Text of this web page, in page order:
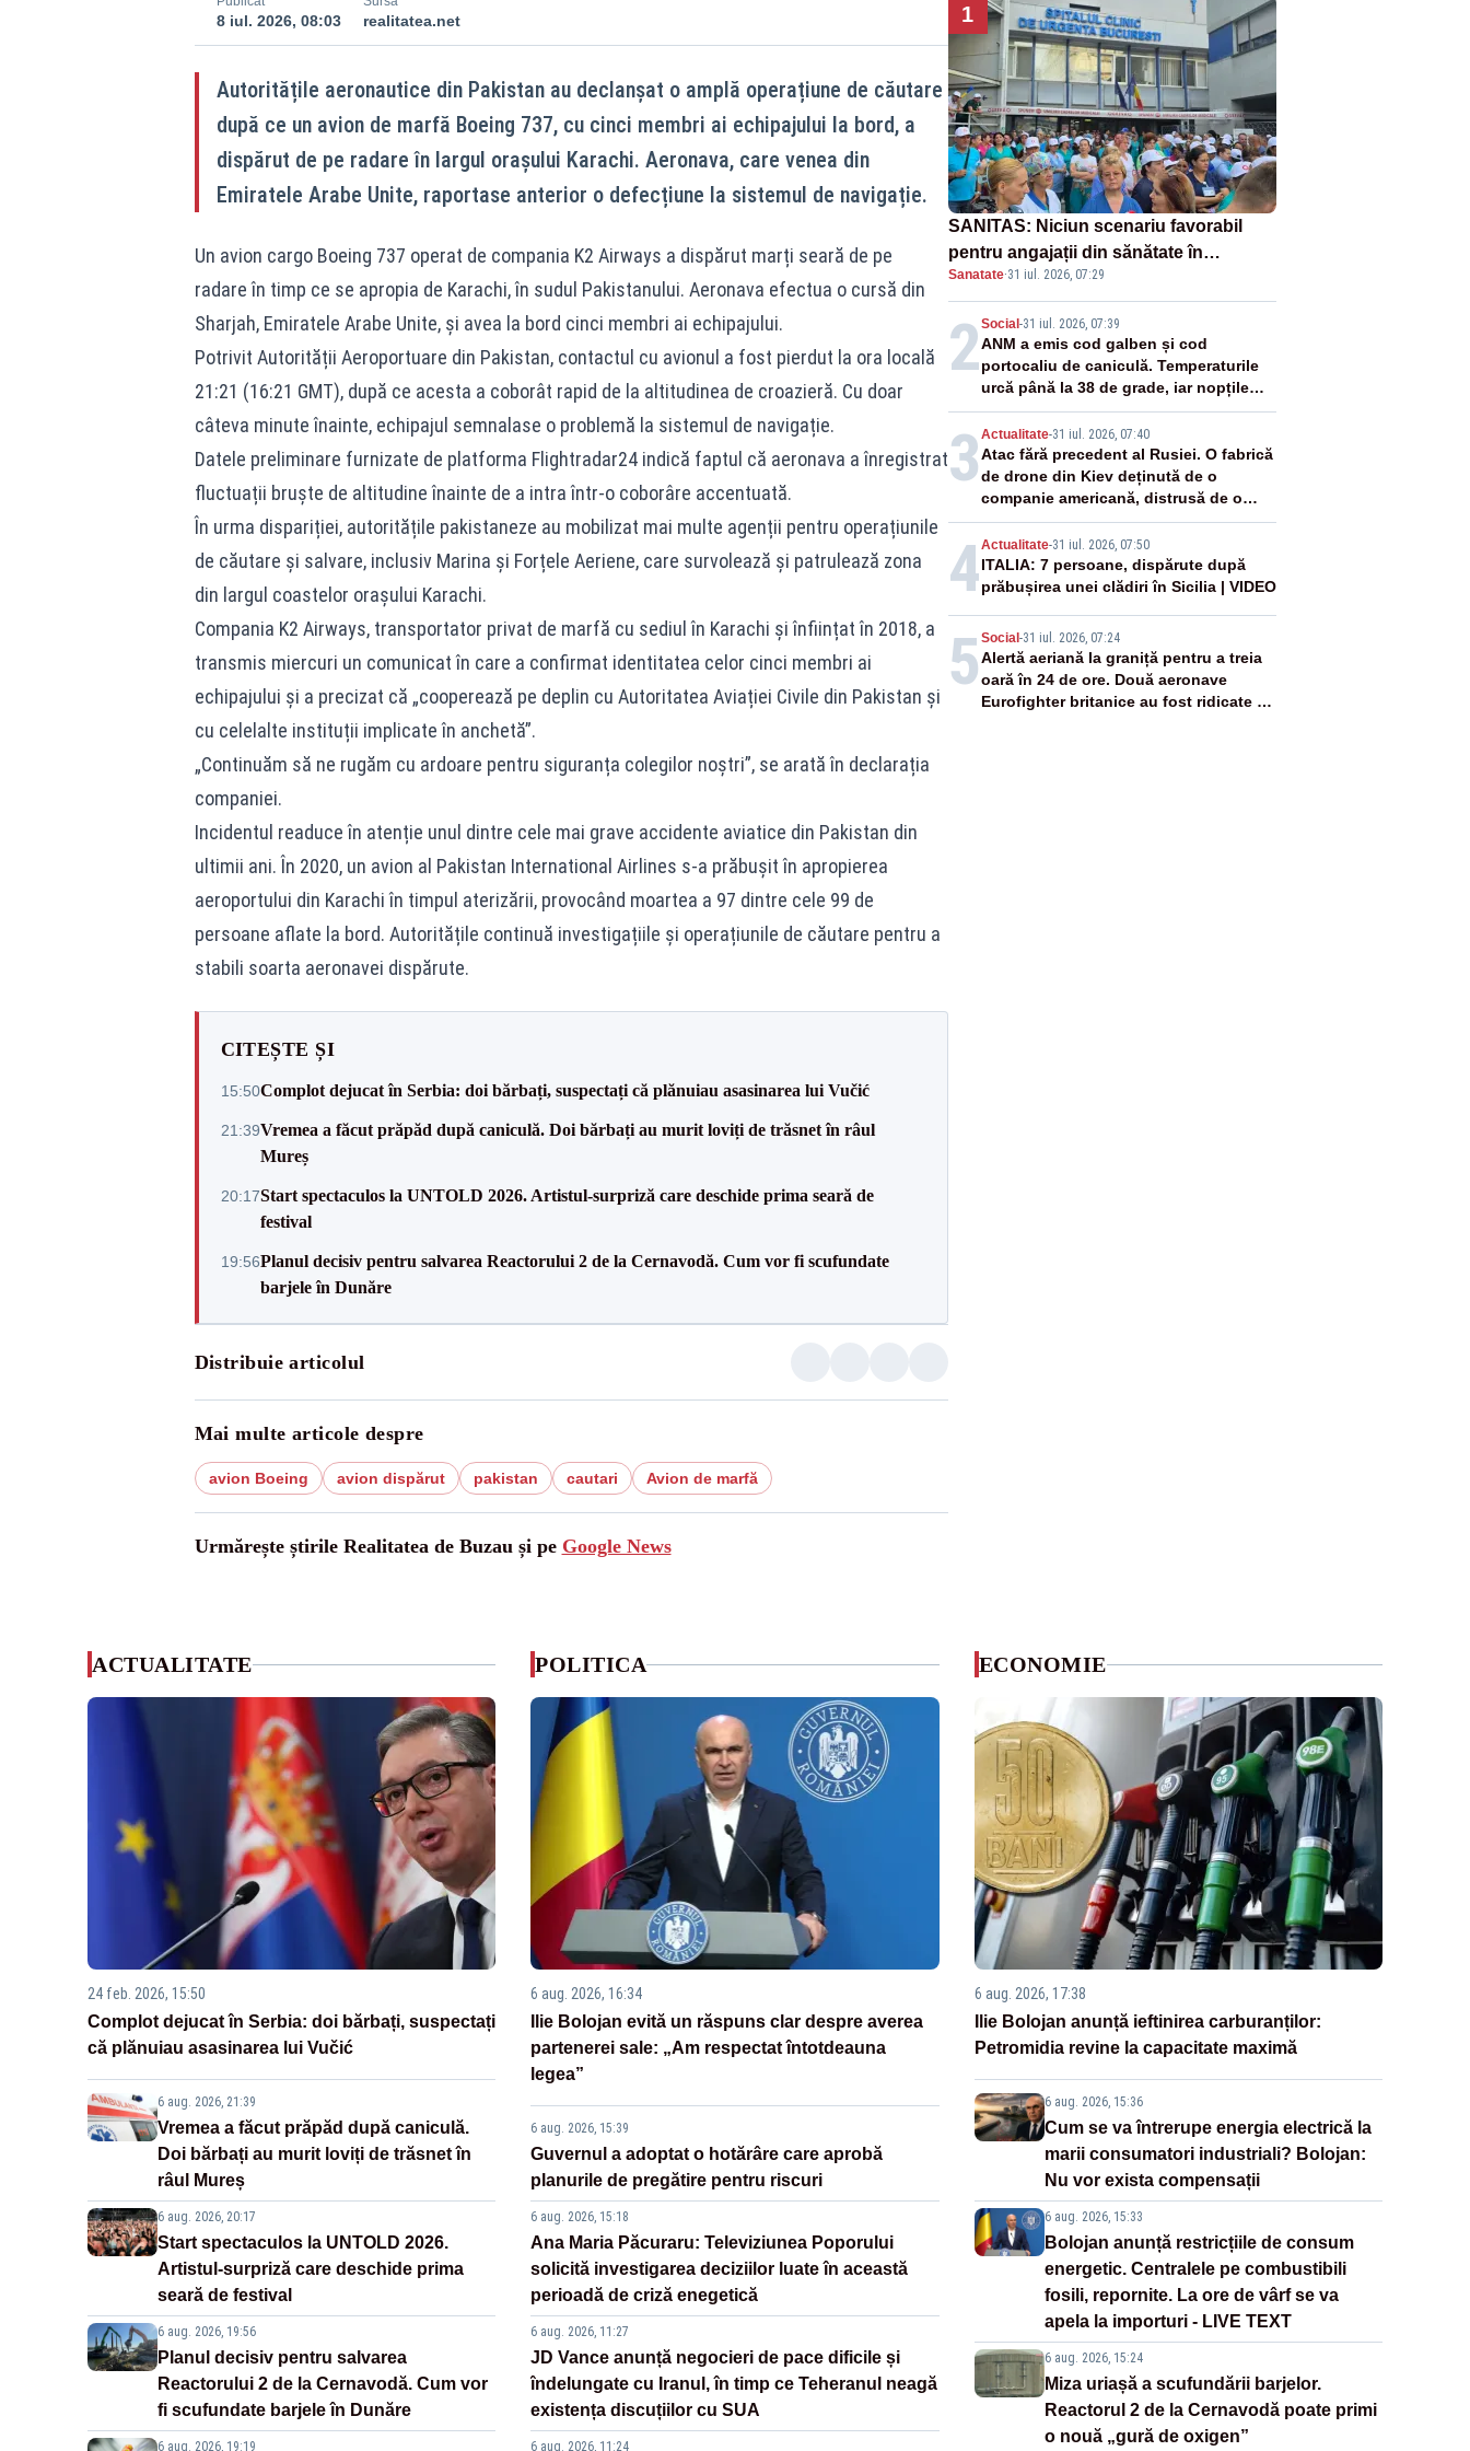
8 iul. 2026, 08:03 realitatea.net
Autoritățile aeronautice din Pakistan au declanșat o amplă operațiune de căutare
după ce un avion de marfă Boeing 737, cu cinci membri ai echipajului la bord, a
dispărut de pe radare în largul orașului Karachi. Aeronava, care venea din
Emiratele Arabe Unite, raportase anterior o defecțiune la sistemul de navigație.
Un avion cargo Boeing 737 operat de compania K2 Airways a dispărut marți seară de pe
radare în timp ce se apropia de Karachi, în sudul Pakistanului. Aeronava efectua o cursă din
Sharjah, Emiratele Arabe Unite, și avea la bord cinci membri ai echipajului.
Potrivit Autorității Aeroportuare din Pakistan, contactul cu avionul a fost pierdut la ora locală
21:21 (16:21 GMT), după ce acesta a coborât rapid de la altitudinea de croazieră. Cu doar
câteva minute înainte, echipajul semnalase o problemă la sistemul de navigație.
Datele preliminare furnizate de platforma Flightradar24 indică faptul că aeronava a înregistrat
fluctuații bruște de altitudine înainte de a intra într-o coborâre accentuată.
În urma dispariției, autoritățile pakistaneze au mobilizat mai multe agenții pentru operațiunile
de căutare și salvare, inclusiv Marina și Forțele Aeriene, care survolează și patrulează zona
din largul coastelor orașului Karachi.
Compania K2 Airways, transportator privat de marfă cu sediul în Karachi și înființat în 2018, a
transmis miercuri un comunicat în care a confirmat identitatea celor cinci membri ai
echipajului și a precizat că „cooperează pe deplin cu Autoritatea Aviației Civile din Pakistan și
cu celelalte instituții implicate în anchetă”.
„Continuăm să ne rugăm cu ardoare pentru siguranța colegilor noștri”, se arată în declarația
companiei.
Incidentul readuce în atenție unul dintre cele mai grave accidente aviatice din Pakistan din
ultimii ani. În 2020, un avion al Pakistan International Airlines s-a prăbușit în apropierea
aeroportului din Karachi în timpul aterizării, provocând moartea a 97 dintre cele 99 de
persoane aflate la bord. Autoritățile continuă investigațiile și operațiunile de căutare pentru a
stabili soarta aeronavei dispărute.
CITEȘTE ȘI
15:50Complot dejucat în Serbia: doi bărbați, suspectați că plănuiau asasinarea lui Vučić
21:39Vremea a făcut prăpăd după caniculă. Doi bărbați au murit loviți de trăsnet în râul
Mureș
20:17Start spectaculos la UNTOLD 2026. Artistul-surpriză care deschide prima seară de
festival
19:56Planul decisiv pentru salvarea Reactorului 2 de la Cernavodă. Cum vor fi scufundate
barjele în Dunăre
Distribuie articolul
Mai multe articole despre
avion Boeing avion dispărut pakistan cautari Avion de marfă
Urmărește știrile Realitatea de Buzau și pe Google News
1
SANITAS: Niciun scenariu favorabil
pentru angajații din sănătate în
proiectul Legii salarizării
Sanatate·31 iul. 2026, 07:29
2Social -31 iul. 2026, 07:39
ANM a emis cod galben și cod
portocaliu de caniculă. Temperaturile
urcă până la 38 de grade, iar nopțile
devin tropicale
3 Actualitate-31 iul. 2026, 07:40
Atac fără precedent al Rusiei. O fabrică
de drone din Kiev deținută de o
companie americană, distrusă de o
rachetă rusească
4Actualitate-31 iul. 2026, 07:50
ITALIA: 7 persoane, dispărute după
prăbușirea unei clădiri în Sicilia | VIDEO
5 Social -31 iul. 2026, 07:24
Alertă aeriană la graniță pentru a treia
oară în 24 de ore. Două aeronave
Eurofighter britanice au fost ridicate de
ACTUALITATE
24 feb. 2026, 15:50
Complot dejucat în Serbia: doi bărbați, suspectați
că plănuiau asasinarea lui Vučić
6 aug. 2026, 21:39
Vremea a făcut prăpăd după caniculă.
Doi bărbați au murit loviți de trăsnet în
râul Mureș
6 aug. 2026, 20:17
Start spectaculos la UNTOLD 2026.
Artistul-surpriză care deschide prima
seară de festival
6 aug. 2026, 19:56
Planul decisiv pentru salvarea
Reactorului 2 de la Cernavodă. Cum vor
fi scufundate barjele în Dunăre
6 aug. 2026, 19:19
POLITICA
6 aug. 2026, 16:34
Ilie Bolojan evită un răspuns clar despre averea
partenerei sale: „Am respectat întotdeauna
legea”
6 aug. 2026, 15:39
Guvernul a adoptat o hotărâre care aprobă
planurile de pregătire pentru riscuri
6 aug. 2026, 15:18
Ana Maria Păcuraru: Televiziunea Poporului
solicită investigarea deciziilor luate în această
perioadă de criză enegetică
6 aug. 2026, 11:27
JD Vance anunță negocieri de pace dificile și
îndelungate cu Iranul, în timp ce Teheranul neagă
existența discuțiilor cu SUA
6 aug. 2026, 11:24
ECONOMIE
6 aug. 2026, 17:38
Ilie Bolojan anunță ieftinirea carburanților:
Petromidia revine la capacitate maximă
6 aug. 2026, 15:36
Cum se va întrerupe energia electrică la
marii consumatori industriali? Bolojan:
Nu vor exista compensații
6 aug. 2026, 15:33
Bolojan anunță restricțiile de consum
energetic. Centralele pe combustibili
fosili, repornite. La ore de vârf se va
apela la importuri - LIVE TEXT
6 aug. 2026, 15:24
Miza uriașă a scufundării barjelor.
Reactorul 2 de la Cernavodă poate primi
o nouă „gură de oxigen”